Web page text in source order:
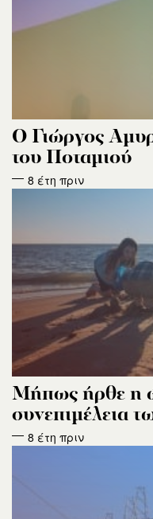
Ο Γιώργος
του Ποταμιού
8 έτη πριν
Μήπως ήρθε η
συνεπιμέλεια
8 έτη πριν